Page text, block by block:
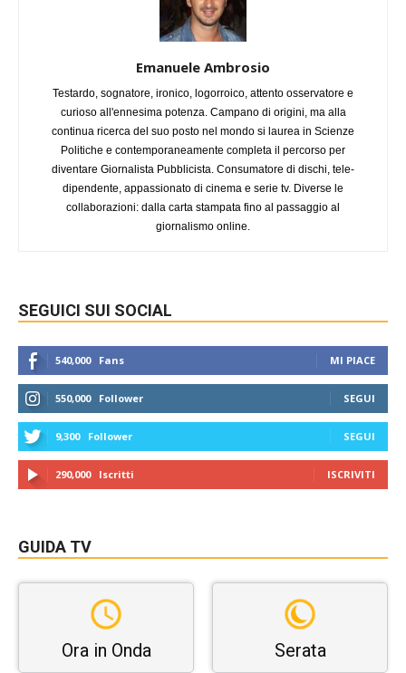
Emanuele Ambrosio
Testardo, sognatore, ironico, logorroico, attento osservatore e
curioso all'ennesima potenza. Campano di origini, ma alla
continua ricerca del suo posto nel mondo si laurea in Scienze
Politiche e contemporaneamente completa il percorso per
diventare Giornalista Pubblicista. Consumatore di dischi, tele-
dipendente, appassionato di cinema e serie tv. Diverse le
collaborazioni: dalla carta stampata fino al passaggio al
giornalismo online.
SEGUICI SUI SOCIAL
540,000 Fans MI PIACE
550,000 Follower SEGUI
9,300 Follower SEGUI
290,000 Iscritti ISCRIVITI
GUIDA TV
Ora in Onda Serata